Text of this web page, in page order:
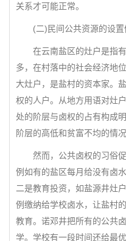
关系才可能正常。
(二)民间公共资源的设置
在云南盐区的灶户是指有
多，在村落中的社会经济地
大灶户，是盐村的资本家。
权的人户。从地方用语对灶
处的阶层与卤权的占有构成
阶层的高低和贫富不均的情况
然而，公共卤权的习俗促
例如有的盐区每月给没有卤
二是教育投资，如盐源井灶
例缴纳给学校卤水，让盐村
教育。诺邓井把所有的公共
学。学校有一段时间还给最